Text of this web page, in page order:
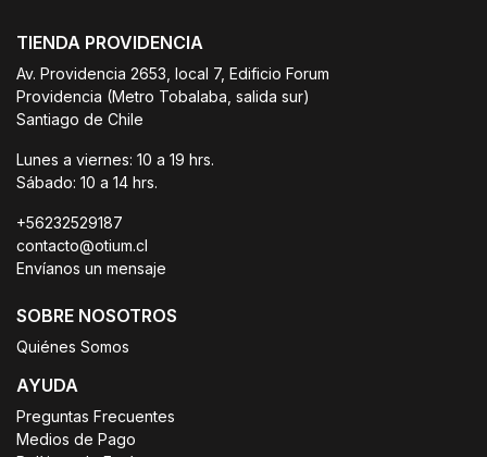
TIENDA PROVIDENCIA
Av. Providencia 2653, local 7, Edificio Forum
Providencia (Metro Tobalaba, salida sur)
Santiago de Chile
Lunes a viernes: 10 a 19 hrs.
Sábado: 10 a 14 hrs.
+56232529187
contacto@otium.cl
Envíanos un mensaje
SOBRE NOSOTROS
Quiénes Somos
AYUDA
Preguntas Frecuentes
Medios de Pago